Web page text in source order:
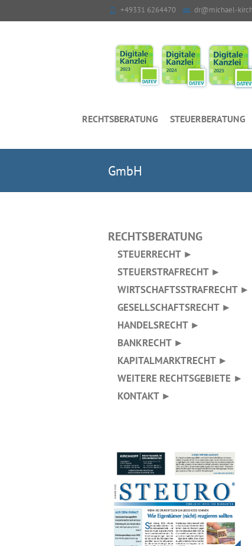
+49331 6264470 dr@michael-
RECHTSBERATUNG STEUERBERATUNG
GmbH
RECHTSBERATUNG
STEUERRECHT ►
STEUERSTRAFRECHT ►
WIRTSCHAFTSSTRAFRECHT ►
GESELLSCHAFTSRECHT ►
HANDELSRECHT ►
BANKRECHT ►
KAPITALMARKTRECHT ►
WEITERE RECHTSGEBIETE ►
KONTAKT ►